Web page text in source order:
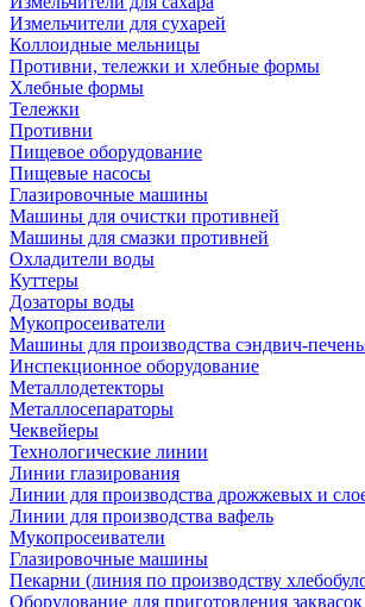
Измельчители для сухарей
Коллоидные мельницы
Противни, тележки и хлебные формы
Хлебные формы
Тележки
Противни
Пищевое оборудование
Пищевые насосы
Глазировочные машины
Машины для очистки противней
Машины для смазки противней
Охладители воды
Куттеры
Дозаторы воды
Мукопросеиватели
Машины для производства сэндвич-
Инспекционное оборудование
Металлодетекторы
Металлосепараторы
Чеквейеры
Технологические линии
Линии глазирования
Линии для производства дрожжевых и
Линии для производства вафель
Мукопросеиватели
Глазировочные машины
Пекарни (линия по производству
Оборудование для приготовления заквасок